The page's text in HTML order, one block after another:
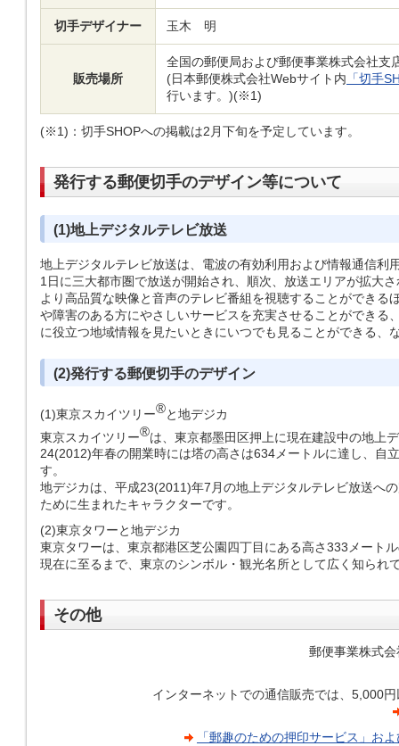
切手デザイナー 玉木 明
販売場所
全国の郵便局および郵便事業株式会社支
(日本郵便株式会社Webサイト内 「切手
行います。)(※1)
(※1)： 切手SHOPへの掲載は2月下旬を予定しています。
発行する郵便切手のデザイン等について
(1)地上デジタルテレビ放送
地上デジタルテレビ放送は、電波の有効利用および情報通信利
1日に三大都市圏で放送が開始され、順次、放送エリアが拡大
より高品質な映像と音声のテレビ番組を視聴することができる
や障害のある方にやさしいサービスを充実させることができる
に役立つ地域情報を見たいときにいつでも見ることができる、
(2)発行する郵便切手のデザイン
(1)東京スカイツリー®と地デジカ
東京スカイツリー®は、東京都墨田区押上に現在建設中の地上
24(2012)年春の開業時には塔の高さは634メートルに達し、自
す。
地デジカは、平成23(2011)年7月の地上デジタルテレビ放送へ
ために生まれたキャラクターです。
(2)東京タワーと地デジカ
東京タワーは、東京都港区芝公園四丁目にある高さ333メート
現在に至るまで、東京のシンボル・観光名所として広く知られ
その他
郵便事業株式
インターネットでの通信販売では、5,000
「郵趣のための押印サービス」お